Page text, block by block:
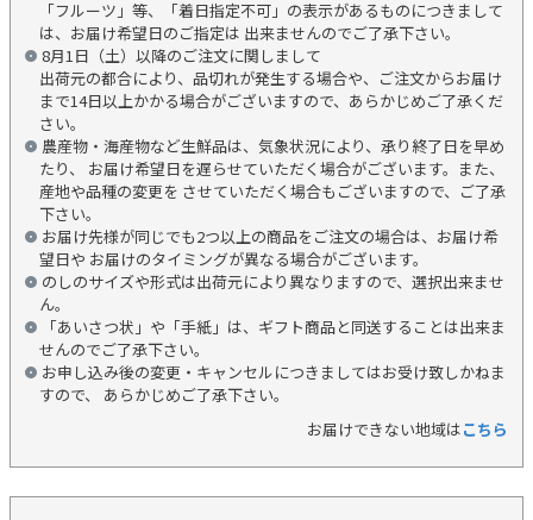
「フルーツ」等、「着日指定不可」の表示があるものにつきまして
は、お届け希望日のご指定は 出来ませんのでご了承下さい。
8月1日（土）以降のご注文に関しまして
出荷元の都合により、品切れが発生する場合や、ご注文からお届け
まで14日以上かかる場合がございますので、あらかじめご了承くだ
さい。
農産物・海産物など生鮮品は、気象状況により、承り終了日を早め
たり、 お届け希望日を遅らせていただく場合がございます。また、
産地や品種の変更を させていただく場合もございますので、ご了承
下さい。
お届け先様が同じでも2つ以上の商品をご注文の場合は、お届け希
望日や お届けのタイミングが異なる場合がございます。
のしのサイズや形式は出荷元により異なりますので、選択出来ませ
ん。
「あいさつ状」や「手紙」は、ギフト商品と同送することは出来ま
せんのでご了承下さい。
お申し込み後の変更・キャンセルにつきましてはお受け致しかねま
すので、 あらかじめご了承下さい。
お届けできない地域はこちら